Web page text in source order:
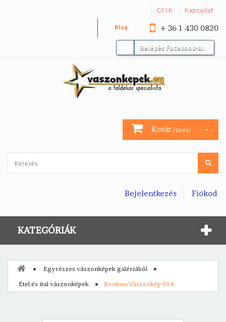
GY.I.K. Kapcsolat
+ 36 1 430 0820
Blog
Belépés Facebook-al
Kosár (üres)
Fiókod
Bejelentkezés
KATEGÓRIÁK
Egyrészes vászonképek galériából
Étel és ital vászonképek
Bonbon Vászonkép 054